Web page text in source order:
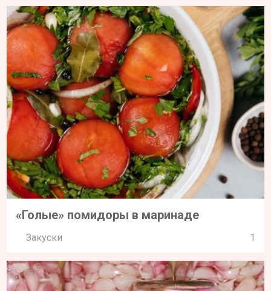
«Голые» помидоры в маринаде
Закуски 1